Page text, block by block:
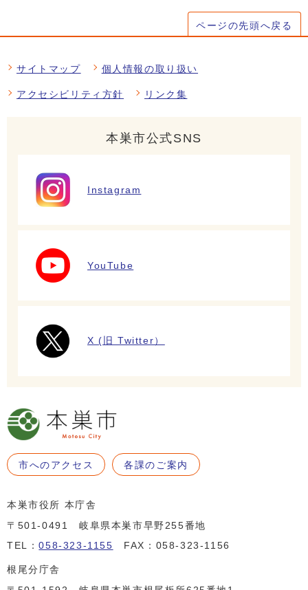
ページの先頭へ戻る
サイトマップ 個人情報の取り扱い
アクセシビリティ方針 リンク集
本巣市公式SNS
Instagram
YouTube
X (旧 Twitter）
市へのアクセス 各課のご案内
本巣市役所 本庁舎
〒501-0491 岐阜県本巣市早野255番地
TEL：058-323-1155 FAX：058-323-1156
根尾分庁舎